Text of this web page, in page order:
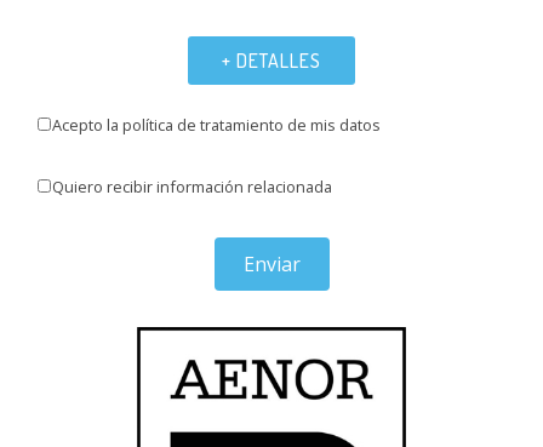
+ DETALLES
Acepto la política de tratamiento de mis datos
Quiero recibir información relacionada
Enviar